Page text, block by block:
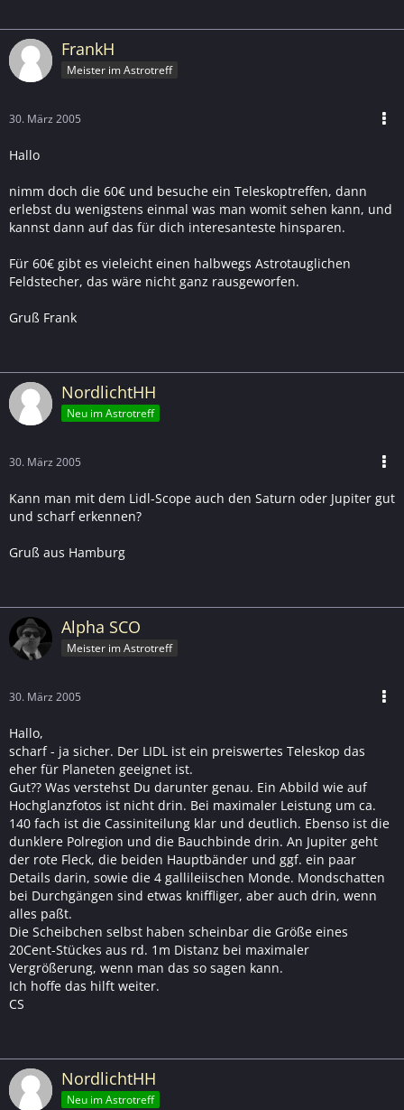
FrankH
Meister im Astrotreff
30. März 2005
Hallo
nimm doch die 60€ und besuche ein Teleskoptreffen, dann
erlebst du wenigstens einmal was man womit sehen kann, und
kannst dann auf das für dich interesanteste hinsparen.
Für 60€ gibt es vieleicht einen halbwegs Astrotauglichen
Feldstecher, das wäre nicht ganz rausgeworfen.
Gruß Frank
NordlichtHH
Neu im Astrotreff
30. März 2005
Kann man mit dem Lidl-Scope auch den Saturn oder Jupiter gut
und scharf erkennen?
Gruß aus Hamburg
Alpha SCO
Meister im Astrotreff
30. März 2005
Hallo,
scharf - ja sicher. Der LIDL ist ein preiswertes Teleskop das
eher für Planeten geeignet ist.
Gut?? Was verstehst Du darunter genau. Ein Abbild wie auf
Hochglanzfotos ist nicht drin. Bei maximaler Leistung um ca.
140 fach ist die Cassiniteilung klar und deutlich. Ebenso ist die
dunklere Polregion und die Bauchbinde drin. An Jupiter geht
der rote Fleck, die beiden Hauptbänder und ggf. ein paar
Details darin, sowie die 4 gallileiischen Monde. Mondschatten
bei Durchgängen sind etwas kniffliger, aber auch drin, wenn
alles paßt.
Die Scheibchen selbst haben scheinbar die Größe eines
20Cent-Stückes aus rd. 1m Distanz bei maximaler
Vergrößerung, wenn man das so sagen kann.
Ich hoffe das hilft weiter.
CS
NordlichtHH
Neu im Astrotreff